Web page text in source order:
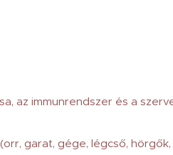
az immunrendszer és a
garat, gége, légcső,